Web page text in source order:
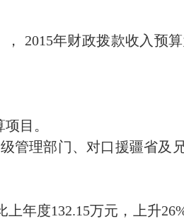
2015年财政拨款收入预
目。
管理部门、对口援疆省及
年度132.15万元，上升